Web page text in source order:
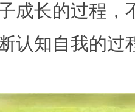
成长的过程，
认知自我的过